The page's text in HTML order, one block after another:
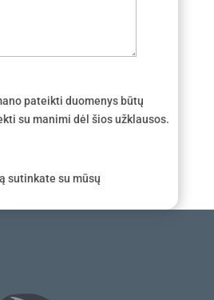
pateikti duomenys būtų
su manimi dėl šios užklausos.
sutinkate su mūsų